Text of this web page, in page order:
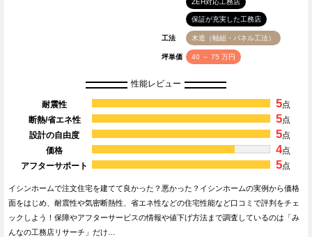
ZEH対応工務店
保証が充実した工務店
工法 木造（軸組・パネル工法）
坪単価 40 ～ 75 万円
性能レビュー
耐震性 5点
断熱/省エネ性
5点
設計の自由度
5点
価格
4点
アフターサポート
5点
イシンホームで注文住宅を建てて良かった？悪かった？イシンホームの実例から価格
面をはじめ、耐震性や気密断熱性、省エネ性などの住宅性能など口コミで評判をチェ
ックしよう！保障やアフターサービスの情報や値下げ方法まで調査しているのは「み
んなの工務店リサーチ」だけ…